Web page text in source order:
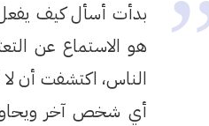
بدأت أسأل كيف يفعل
هو الاستماع عن
الناس، اكتشفت أن لا
أي شخص آخر ويحاول